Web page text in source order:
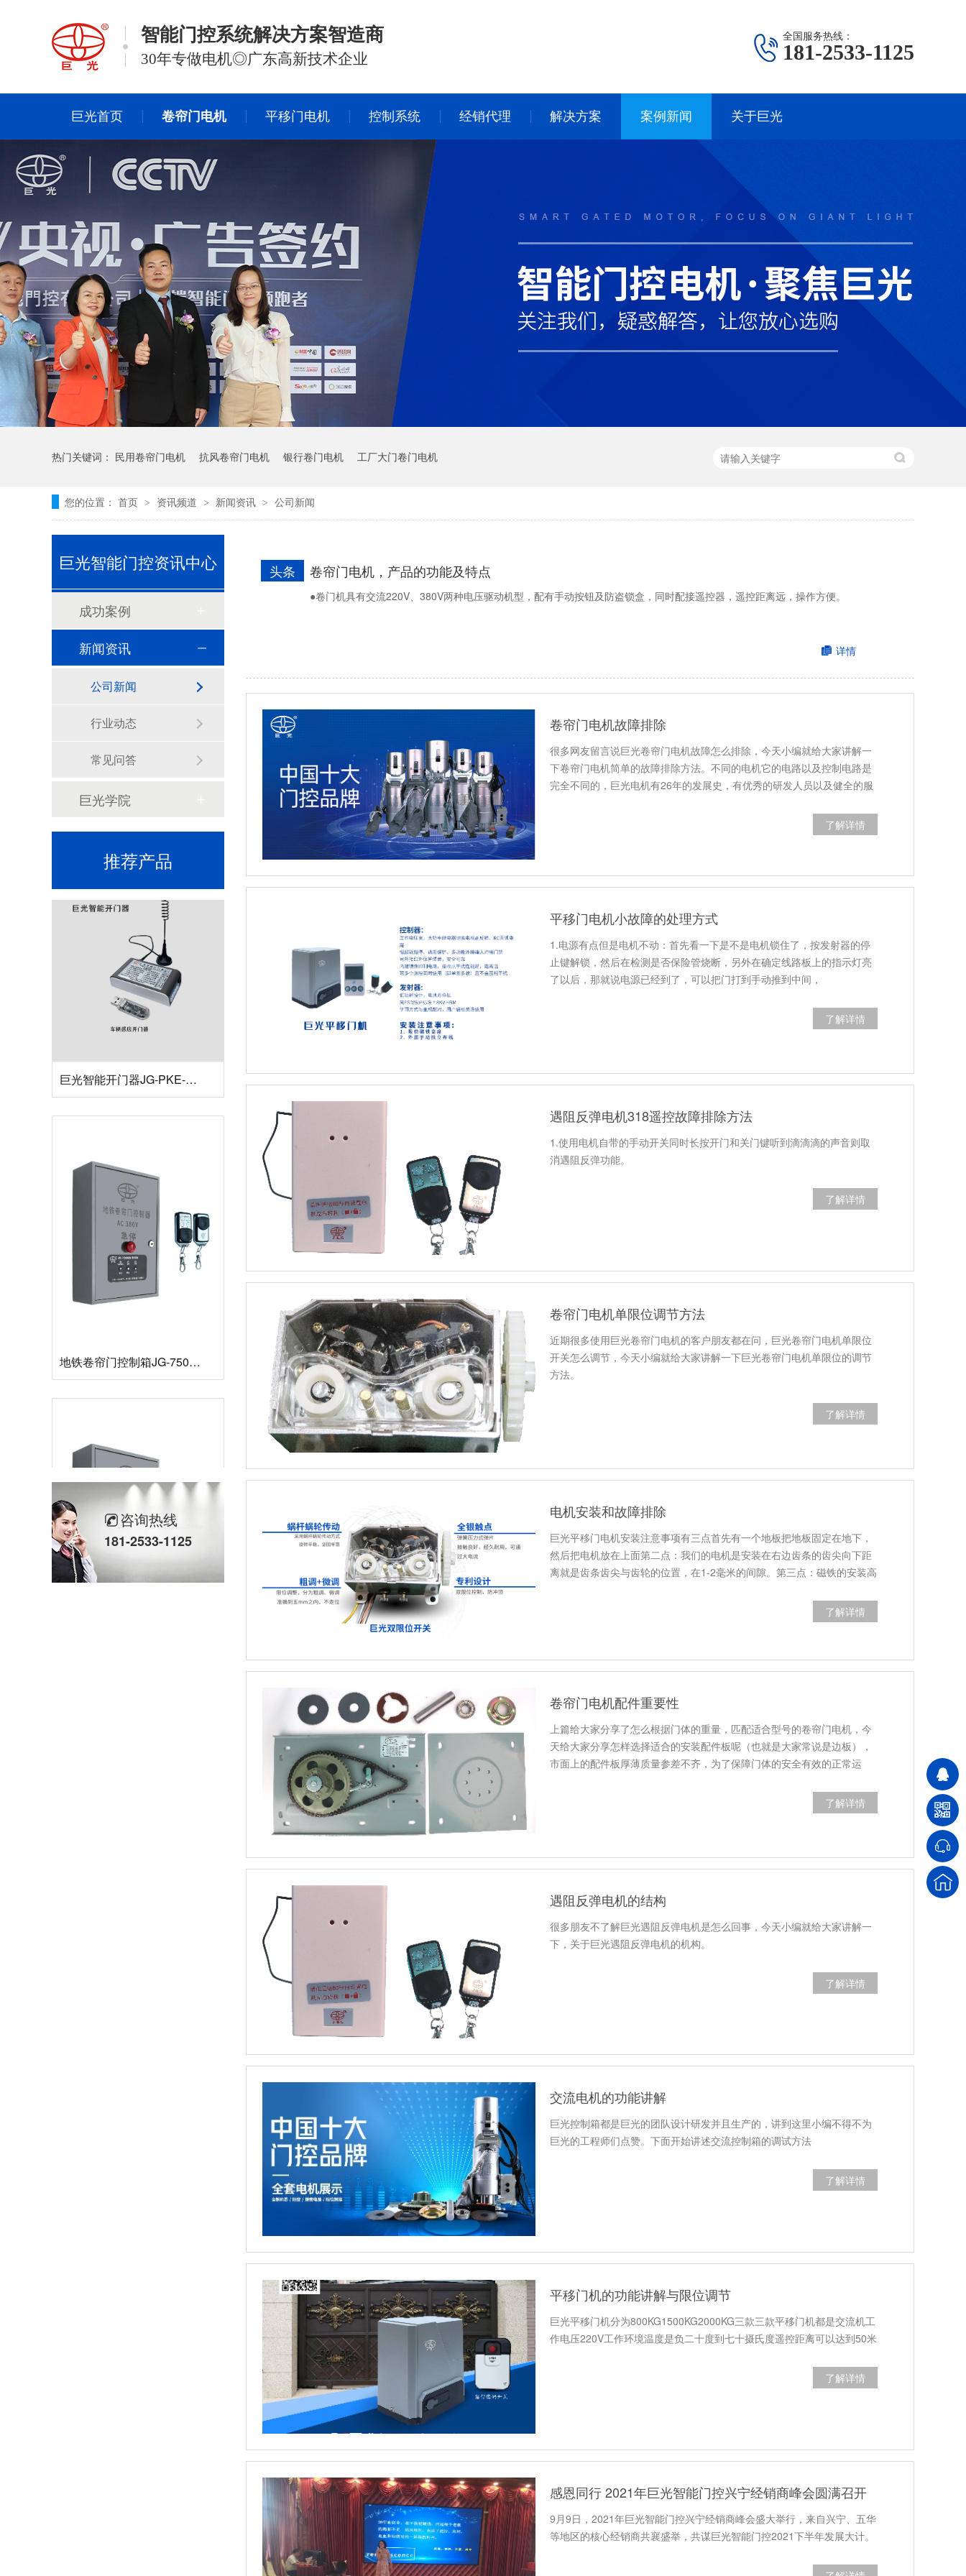
智能门控系统解决方案智造商
30年专做电机◎广东高新技术企业
全国服务热线：
181-2533-1125
巨光首页 卷帘门电机 平移门电机 控制系统 经销代理 解决方案 案例新闻 关于巨光
热门关键词： 民用卷帘门电机 抗风卷帘门电机 银行卷门电机 工厂大门卷门电机
您的位置： 首页 > 资讯频道 > 新闻资讯 > 公司新闻
卷帘门电机，产品的功能及特点
头条
●卷门机具有交流220V、380V两种电压驱动机型，配有手动按钮及防盗锁盒，同时配接遥控器，遥控距离远，操作方便。
详情
卷帘门电机故障排除
很多网友留言说巨光卷帘门电机故障怎么排除，今天小编就给大家讲解一
下卷帘门电机简单的故障排除方法。不同的电机它的电路以及控制电路是
完全不同的，巨光电机有26年的发展史，有优秀的研发人员以及健全的服
了解详情
平移门电机小故障的处理方式
1.电源有点但是电机不动：首先看一下是不是电机锁住了，按发射器的停
止键解锁，然后在检测是否保险管烧断，另外在确定线路板上的指示灯亮
了以后，那就说电源已经到了，可以把门打到手动推到中间，
了解详情
遇阻反弹电机318遥控故障排除方法
1.使用电机自带的手动开关同时长按开门和关门键听到滴滴滴的声音则取
消遇阻反弹功能。
了解详情
卷帘门电机单限位调节方法
近期很多使用巨光卷帘门电机的客户朋友都在问，巨光卷帘门电机单限位
开关怎么调节，今天小编就给大家讲解一下巨光卷帘门电机单限位的调节
方法。
了解详情
电机安装和故障排除
巨光平移门电机安装注意事项有三点首先有一个地板把地板固定在地下，
然后把电机放在上面第二点：我们的电机是安装在右边齿条的齿尖向下距
离就是齿条齿尖与齿轮的位置，在1-2毫米的间隙。第三点：磁铁的安装高
了解详情
卷帘门电机配件重要性
上篇给大家分享了怎么根据门体的重量，匹配适合型号的卷帘门电机，今
天给大家分享怎样选择适合的安装配件板呢（也就是大家常说是边板），
市面上的配件板厚薄质量参差不齐，为了保障门体的安全有效的正常运
了解详情
遇阻反弹电机的结构
很多朋友不了解巨光遇阻反弹电机是怎么回事，今天小编就给大家讲解一
下，关于巨光遇阻反弹电机的机构。
了解详情
交流电机的功能讲解
巨光控制箱都是巨光的团队设计研发并且生产的，讲到这里小编不得不为
巨光的工程师们点赞。下面开始讲述交流控制箱的调试方法
了解详情
平移门机的功能讲解与限位调节
巨光平移门机分为800KG1500KG2000KG三款三款平移门机都是交流机工
作电压220V工作环境温度是负二十度到七十摄氏度遥控距离可以达到50米
了解详情
感恩同行 2021年巨光智能门控兴宁经销商峰会圆满召开
9月9日，2021年巨光智能门控兴宁经销商峰会盛大举行，来自兴宁、五华
等地区的核心经销商共襄盛举，共谋巨光智能门控2021下半年发展大计。
巨光智能门控资讯中心
成功案例
新闻资讯
公司新闻
行业动态
常见问答
巨光学院
推荐产品
巨光智能开门器JG-PKE-CAR
咨询热线
181-2533-1125